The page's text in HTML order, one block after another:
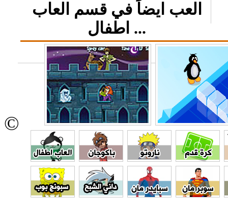
العب ايضاً في قسم العاب
اطفال ...
©